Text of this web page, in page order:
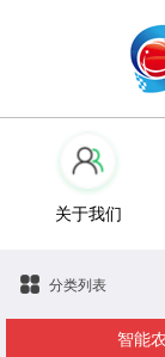
关于我们
分类列表
智能